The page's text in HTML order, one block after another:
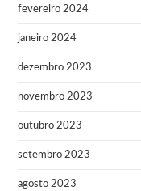
fevereiro 2024
janeiro 2024
dezembro 2023
novembro 2023
outubro 2023
setembro 2023
agosto 2023